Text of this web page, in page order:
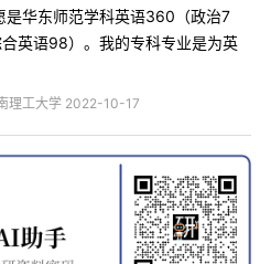
是华东师范学科英语360（政治7
英语98）。我的专科专业是为英
理工大学 2022-10-17